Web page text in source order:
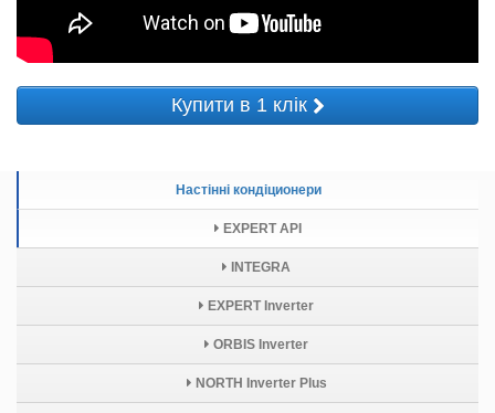
Настінні кондіционери
EXPERT API
INTEGRA
EXPERT Inverter
ORBIS Inverter
NORTH Inverter Plus
Купити в 1 клік